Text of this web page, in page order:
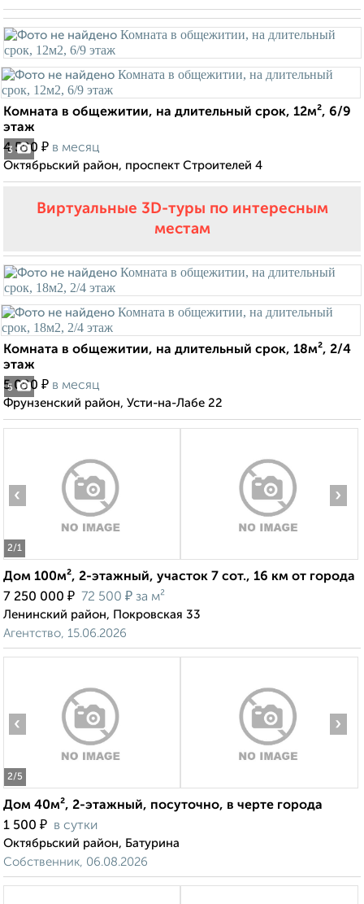
3
Комната в общежитии, на длительный срок, 12м², 6/9
этаж
4 500 ₽ в месяц
Октябрьский район, проспект Строителей 4
Виртуальные 3D-туры по интересным
местам
5
Комната в общежитии, на длительный срок, 18м², 2/4
этаж
5 000 ₽ в месяц
Фрунзенский район, Усти-на-Лабе 22
2/1
‹ ›
Дом 100м², 2-этажный, участок 7 сот., 16 км от города
7 250 000 ₽ 72 500 ₽ за м²
Ленинский район, Покровская 33
Агентство, 15.06.2026
2/5
‹ ›
Дом 40м², 2-этажный, посуточно, в черте города
1 500 ₽ в сутки
Октябрьский район, Батурина
Собственник, 06.08.2026